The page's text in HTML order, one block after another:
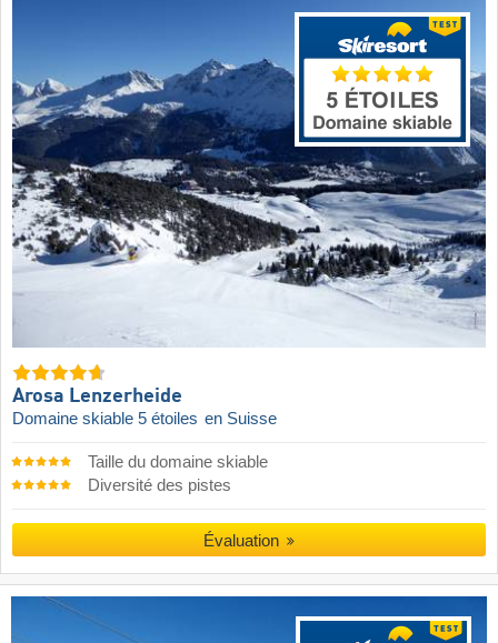
Arosa Lenzerheide
Domaine skiable 5 étoiles en Suisse
Taille du domaine skiable
Diversité des pistes
Évaluation